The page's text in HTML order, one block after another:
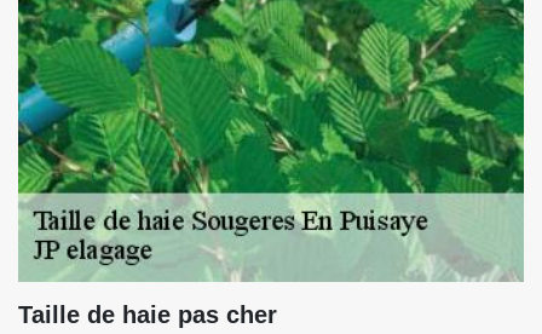
Taille de haie pas cher